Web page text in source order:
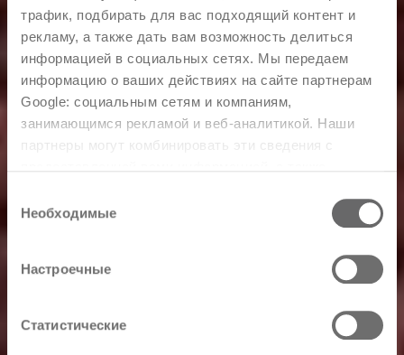
трафик, подбирать для вас подходящий контент и
рекламу, а также дать вам возможность делиться
информацией в социальных сетях. Мы передаем
информацию о ваших действиях на сайте партнерам
Google: социальным сетям и компаниям,
занимающимся рекламой и веб-аналитикой. Наши
партнеры могут комбинировать эти сведения с
вами их сервисов.
согласия
Необходимые
Настроечные
Статистические